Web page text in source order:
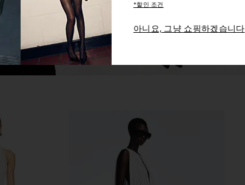
*할인 조건
아니요, 그냥 쇼핑하겠습니다